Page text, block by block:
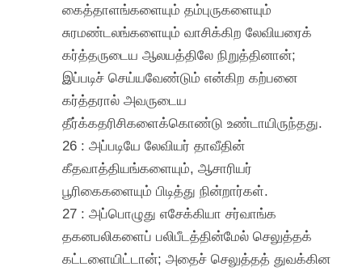
கைத்தாளங்களையும் தம்புருகளையும்
சுரமண்டலங்களையும் வாசிக்கிற லேவியரைக்
கர்த்தருடைய ஆலயத்திலே நிறுத்தினான்;
இப்படிச் செய்யவேண்டும் என்கிற கற்பனை
கர்த்தரால் அவருடைய
தீர்க்கதரிசிகளைக்கொண்டு உண்டாயிருந்தது.
26 : அப்படியே லேவியர் தாவீதின்
கீதவாத்தியங்களையும், ஆசாரியர்
பூரிகைகளையும் பிடித்து நின்றார்கள்.
27 : அப்பொழுது எசேக்கியா சர்வாங்க
தகனபலிகளைப் பலிபீடத்தின்மேல் செலுத்தக்
கட்டளையிட்டான்; அதைச் செலுத்தத் துவக்கின